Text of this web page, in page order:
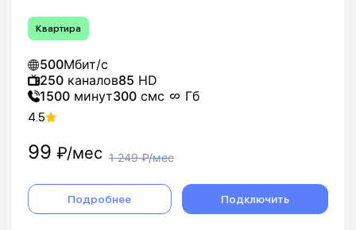
Квартира
500Мбит/с
250 каналов85 HD
1500 минут300 смс Гб
4.5
99 ₽/мес 1 249₽/мес
Подробнее Подключить